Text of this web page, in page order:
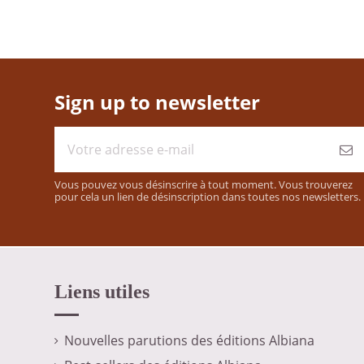
Sign up to newsletter
Vous pouvez vous désinscrire à tout moment. Vous trouverez
pour cela un lien de désinscription dans toutes nos newsletters.
Liens utiles
Nouvelles parutions des éditions Albiana